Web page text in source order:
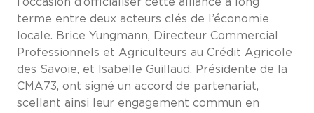
terme entre deux acteurs clés de l’économie
locale. Brice Yungmann, Directeur Commercial
Professionnels et Agriculteurs au Crédit Agricole
des Savoie, et Isabelle Guillaud, Présidente de la
CMA73, ont signé un accord de partenariat,
scellant ainsi leur engagement commun en